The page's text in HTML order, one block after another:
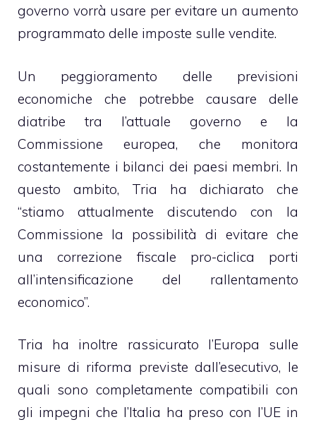
governo vorrà usare per evitare un aumento
programmato delle imposte sulle vendite.
Un peggioramento delle previsioni
economiche che potrebbe causare delle
diatribe tra l’attuale governo e la
Commissione europea, che monitora
costantemente i bilanci dei paesi membri. In
questo ambito, Tria ha dichiarato che
“stiamo attualmente discutendo con la
Commissione la possibilità di evitare che
una correzione fiscale pro-ciclica porti
all’intensificazione del rallentamento
economico”.
Tria ha inoltre rassicurato l’Europa sulle
misure di riforma previste dall’esecutivo, le
quali sono completamente compatibili con
gli impegni che l’Italia ha preso con l’UE in